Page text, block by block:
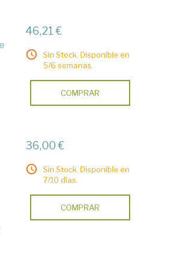
46,21 €
Sin Stock. Disponible en
5/6 semanas.
COMPRAR
36,00 €
Sin Stock. Disponible en
7/10 días.
COMPRAR